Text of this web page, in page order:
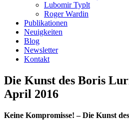
Lubomir Typlt
Roger Wardin
Publikationen
Neuigkeiten
Blog
Newsletter
Kontakt
Die Kunst des Boris
April 2016
Keine Kompromisse! – Die Kunst